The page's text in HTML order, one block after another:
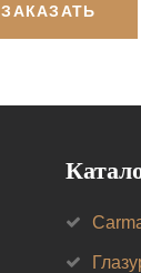
ЗАКАЗАТЬ